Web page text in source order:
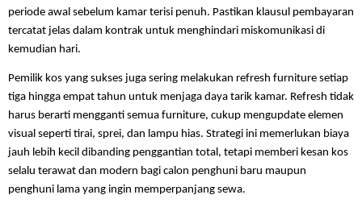
periode awal sebelum kamar terisi penuh. Pastikan klausul pembayaran
tercatat jelas dalam kontrak untuk menghindari miskomunikasi di
kemudian hari.
Pemilik kos yang sukses juga sering melakukan refresh furniture setiap
tiga hingga empat tahun untuk menjaga daya tarik kamar. Refresh tidak
harus berarti mengganti semua furniture, cukup mengupdate elemen
visual seperti tirai, sprei, dan lampu hias. Strategi ini memerlukan biaya
jauh lebih kecil dibanding penggantian total, tetapi memberi kesan kos
selalu terawat dan modern bagi calon penghuni baru maupun
penghuni lama yang ingin memperpanjang sewa.